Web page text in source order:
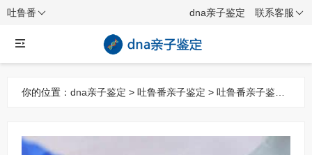
吐鲁番 dna亲子鉴定 联系客服
你的位置： dna亲子鉴定 > 吐鲁番亲子鉴定 > 吐鲁番亲子鉴定